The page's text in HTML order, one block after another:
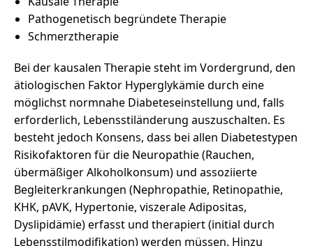
Pathogenetisch begründete Therapie
Schmerztherapie
Bei der kausalen Therapie steht im Vordergrund, den
ätiologischen Faktor Hyperglykämie durch eine
möglichst normnahe Diabeteseinstellung und, falls
erforderlich, Lebensstiländerung auszuschalten. Es
besteht jedoch Konsens, dass bei allen Diabetestypen
Risikofaktoren für die Neuropathie (Rauchen,
übermäßiger Alkoholkonsum) und assoziierte
Begleiterkrankungen (Nephropathie, Retinopathie,
KHK, pAVK, Hypertonie, viszerale Adipositas,
Dyslipidämie) erfasst und therapiert (initial durch
Lebensstilmodifikation) werden müssen. Hinzu